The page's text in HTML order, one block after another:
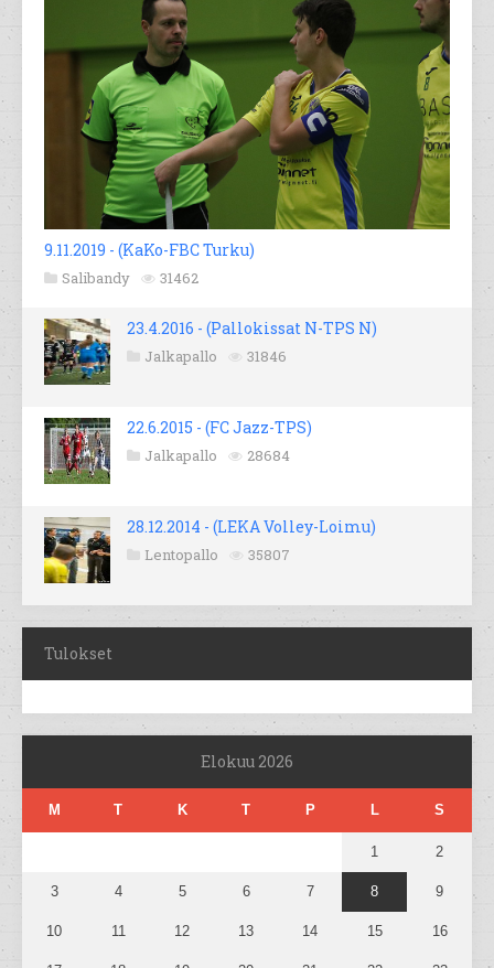
9.11.2019 - (KaKo-FBC Turku)
Salibandy 31462
23.4.2016 - (Pallokissat N-TPS N)
Jalkapallo 31846
22.6.2015 - (FC Jazz-TPS)
Jalkapallo 28684
28.12.2014 - (LEKA Volley-Loimu)
Lentopallo 35807
Tulokset
Elokuu 2026
M T K T P L S
1 2
3 4 5 6 7 8 9
10 11 12 13 14 15 16